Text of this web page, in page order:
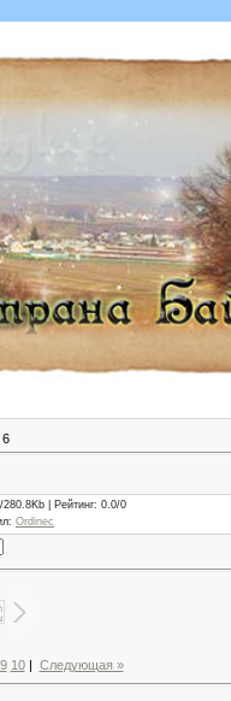
6
| Рейтинг: 0.0/0
: Ordinec
9 10| Следующая »